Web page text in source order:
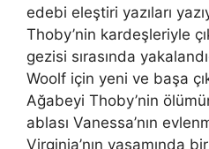
edebi eleştiri yazıları
Thoby’nin kardeşleriyle
gezisi sırasında
Woolf için yeni ve başa
Ağabeyi Thoby’nin
ablası Vanessa’nın
Virginia’nın yaşamında